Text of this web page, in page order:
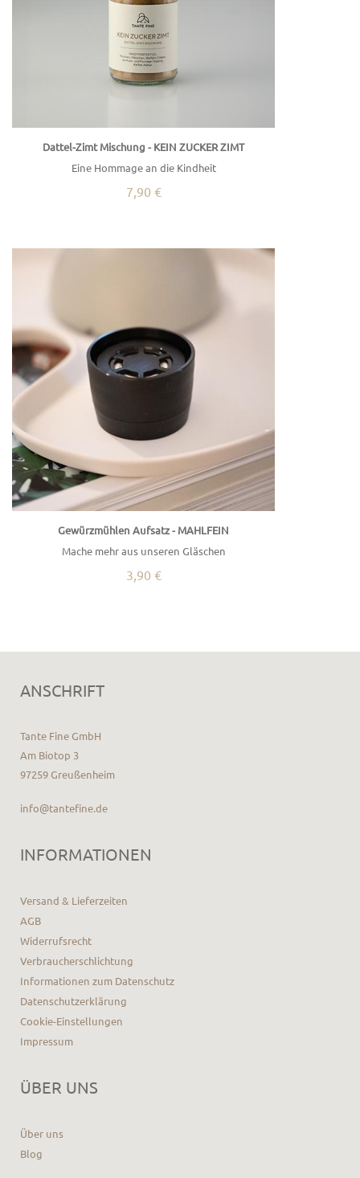
Dattel-Zimt Mischung - KEIN ZUCKER ZIMT
Eine Hommage an die Kindheit
7,90 €
Gewürzmühlen Aufsatz - MAHLFEIN
Mache mehr aus unseren Gläschen
3,90 €
ANSCHRIFT
Tante Fine GmbH
Am Biotop 3
97259 Greußenheim
info@tantefine.de
INFORMATIONEN
Versand & Lieferzeiten
AGB
Widerrufsrecht
Verbraucherschlichtung
Informationen zum Datenschutz
Datenschutzerklärung
Cookie-Einstellungen
Impressum
ÜBER UNS
Über uns
Blog